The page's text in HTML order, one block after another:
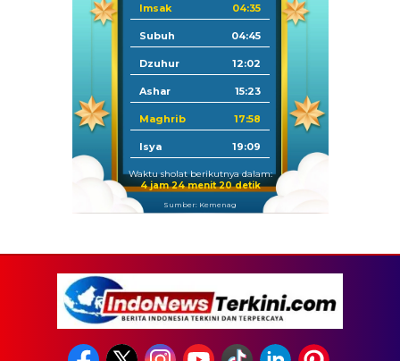
Imsak 04:35
Subuh 04:45
Dzuhur 12:02
Ashar 15:23
Maghrib 17:58
Isya 19:09
Waktu sholat berikutnya dalam:
4 jam 24 menit 19 detik
Sumber: Kemenag